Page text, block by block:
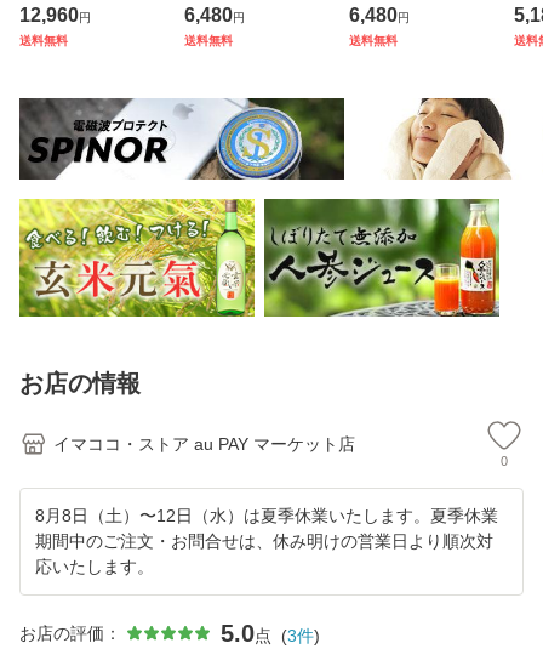
ミネラルウォータ
ー アクアフォトミ
の里【送料無料】
12,960円
送料無料
里 温泉水 ミネラル
ウォーター
6,480円
送料無料
ミネラルウォータ
ー
6,480円
送料無料
ラ
送料
お店の情報
イマココ・ストア au PAY マーケット店
0
8月8日（土）〜12日（水）は夏季休業いたします。夏季休業
期間中のご注文・お問合せは、休み明けの営業日より順次対
応いたします。
お店の評価： 5.0点 (3件)